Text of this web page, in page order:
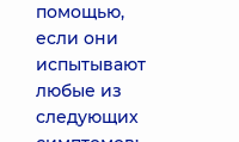
помощью,
если они
испытывают
любые из
следующих